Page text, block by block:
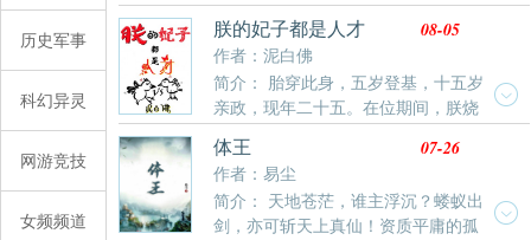
历史军事
科幻异灵
网游竞技
女频频道
不修性命，寿不过百。王玄魂穿修真界，已修兵家，只
能凭借人望推演盘，将兵家术法推演至巅峰，争一线生
机，自此踏鬼穴、捣妖巢、伐山破庙…许多年后，众多
大教祖师聚集一堂，脸色难看：“说什么妖鬼邪魔，黑暗
动乱…”“他王玄，才是这世间最大的恐怖！” 各位书友要
是觉得《真君请息怒》还不错的话请不要忘记向您QQ
群和微博里的朋友推荐哦！
朕的妃子都是人才
作者：泥白佛
08-05
简介： 胎穿此身，五岁登基，十五岁
亲政，现年二十五。在位期间，朕烧
玻璃，制肥皂，研发水泥，育种水稻。教太后麻将养
老，率将士塞外烧烤，创建皇家银行，修缮各省直道。
这才有了威威大岳的太平盛世！然，好景不长，世道难
料。东南大水，西北大旱，地震频发，边患侵扰。承平
已久的群臣请朕下罪己诏，向苍天祈求，诚意祷告。朕
体王
作者：易尘
07-26
简介： 天地苍茫，谁主浮沉？蝼蚁出
剑，亦可斩天上真仙！资质平庸的孤